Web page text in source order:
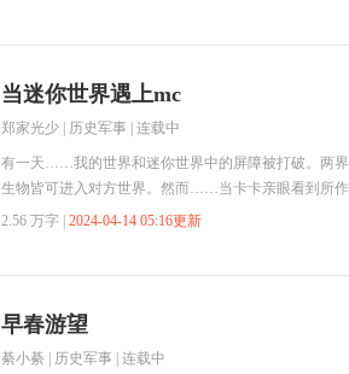
当迷你世界遇上mc
郑家光少 历史军事 | 连载中
有一天……我的世界和迷你世界中的屏障被打破。两界
生物皆可进入对方世界。然而……当卡卡亲眼看到所作
的一切时，就已下定决心。“不管这方世界有多强大，
2.56 万字 | 2024-04-14 05:16更新
早春游望
綦小綦 历史军事 | 连载中